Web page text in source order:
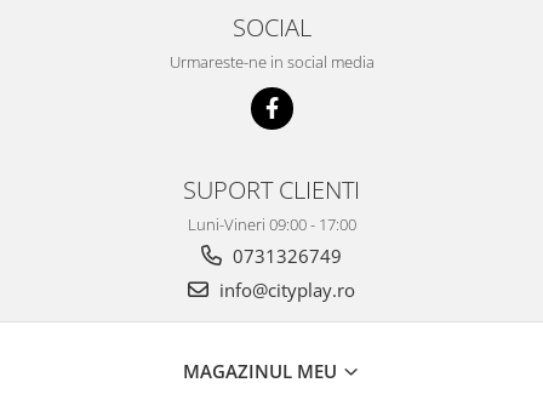
SOCIAL
Urmareste-ne in social media
SUPORT CLIENTI
Luni-Vineri 09:00 - 17:00
0731326749
info@cityplay.ro
MAGAZINUL MEU